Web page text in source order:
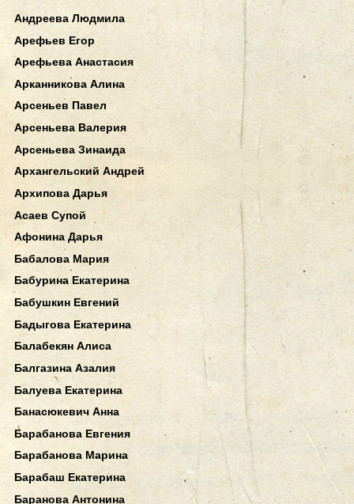
Андреева Людмила
Арефьев Егор
Арефьева Анастасия
Арканникова Алина
Арсеньев Павел
Арсеньева Валерия
Арсеньева Зинаида
Архангельский Андрей
Архипова Дарья
Асаев Супой
Афонина Дарья
Бабалова Мария
Бабурина Екатерина
Бабушкин Евгений
Бадыгова Екатерина
Балабекян Алиса
Балгазина Азалия
Балуева Екатерина
Банасюкевич Анна
Барабанова Евгения
Барабанова Марина
Барабаш Екатерина
Баранова Антонина